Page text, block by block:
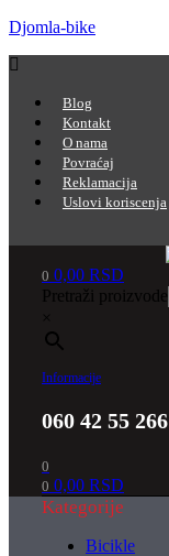
Djomla-bike
Menu
Blog
Kontakt
O nama
Povraćaj
Reklamacija
Uslovi koriscenja
0 0,00 RSD
Pretraži proizvode
×
Informacije
060 42 55 266
0
0 0,00 RSD
Kategorije
Bicikle